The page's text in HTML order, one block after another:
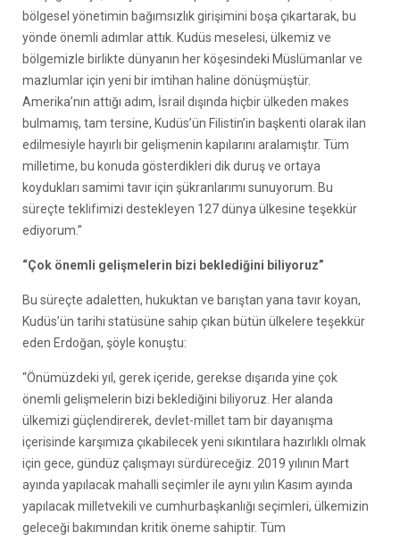
bölgesel yönetimin bağımsızlık girişimini boşa çıkartarak, bu
yönde önemli adımlar attık. Kudüs meselesi, ülkemiz ve
bölgemizle birlikte dünyanın her köşesindeki Müslümanlar ve
mazlumlar için yeni bir imtihan haline dönüşmüştür.
Amerika’nın attığı adım, İsrail dışında hiçbir ülkeden makes
bulmamış, tam tersine, Kudüs’ün Filistin’in başkenti olarak ilan
edilmesiyle hayırlı bir gelişmenin kapılarını aralamıştır. Tüm
milletime, bu konuda gösterdikleri dik duruş ve ortaya
koydukları samimi tavır için şükranlarımı sunuyorum. Bu
süreçte teklifimizi destekleyen 127 dünya ülkesine teşekkür
ediyorum.”
“Çok önemli gelişmelerin bizi beklediğini biliyoruz”
Bu süreçte adaletten, hukuktan ve barıştan yana tavır koyan,
Kudüs’ün tarihi statüsüne sahip çıkan bütün ülkelere teşekkür
eden Erdoğan, şöyle konuştu:
“Önümüzdeki yıl, gerek içeride, gerekse dışarıda yine çok
önemli gelişmelerin bizi beklediğini biliyoruz. Her alanda
ülkemizi güçlendirerek, devlet-millet tam bir dayanışma
içerisinde karşımıza çıkabilecek yeni sıkıntılara hazırlıklı olmak
için gece, gündüz çalışmayı sürdüreceğiz. 2019 yılının Mart
ayında yapılacak mahalli seçimler ile aynı yılın Kasım ayında
yapılacak milletvekili ve cumhurbaşkanlığı seçimleri, ülkemizin
geleceği bakımından kritik öneme sahiptir. Tüm